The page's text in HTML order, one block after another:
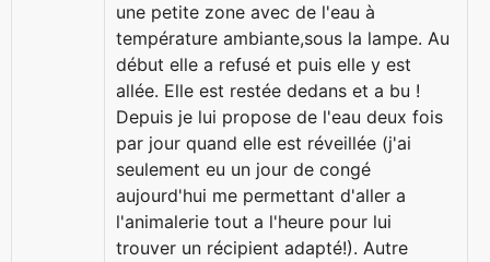
une petite zone avec de l'eau à
température ambiante,sous la lampe. Au
début elle a refusé et puis elle y est
allée. Elle est restée dedans et a bu !
Depuis je lui propose de l'eau deux fois
par jour quand elle est réveillée (j'ai
seulement eu un jour de congé
aujourd'hui me permettant d'aller a
l'animalerie tout a l'heure pour lui
trouver un récipient adapté!). Autre